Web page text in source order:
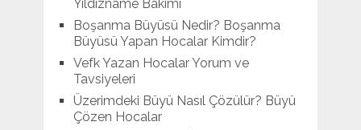
Yıldızname Bakımı
Boşanma Büyüsü Nedir? Boşanma
Büyüsü Yapan Hocalar Kimdir?
Vefk Yazan Hocalar Yorum ve
Tavsiyeleri
Üzerimdeki Büyü Nasıl Çözülür? Büyü
Çözen Hocalar